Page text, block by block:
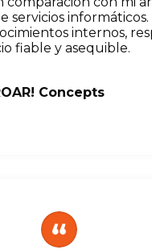
servicios informáticos.
internos,
fiable y asequible.
Concepts